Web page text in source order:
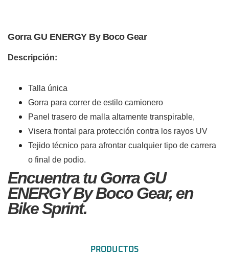
Gorra GU ENERGY By Boco Gear
Descripción:
Talla única
Gorra para correr de estilo camionero
Panel trasero de malla altamente transpirable,
Visera frontal para protección contra los rayos UV
Tejido técnico para afrontar cualquier tipo de carrera
o final de podio.
Encuentra tu Gorra GU
ENERGY By Boco Gear, en
Bike Sprint.
PRODUCTOS